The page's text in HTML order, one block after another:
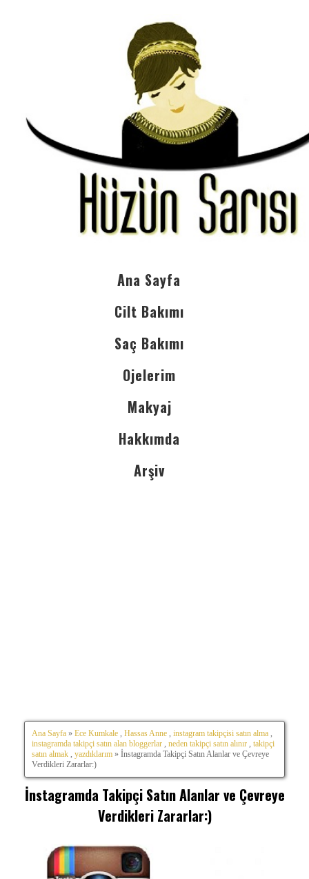
Ana Sayfa
Cilt Bakımı
Saç Bakımı
Ojelerim
Makyaj
Hakkımda
Arşiv
Ana Sayfa » Ece Kumkale Hassas Anne instagram takipçisi satın alma
instagramda takipçi satın alan bloggerlar
neden takipçi satın alınır
takipçi
satın almak
yazdıklarım » İnstagramda Takipçi Satın Alanlar ve Çevreye
Verdikleri Zararlar:)
İnstagramda Takipçi Satın Alanlar ve Çevreye
Verdikleri Zararlar:)